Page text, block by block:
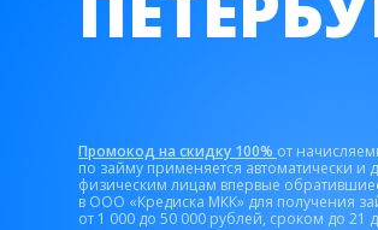
Промокод на скидку 100% от
по займу применяется автоматически и
физическим лицам впервые
в ООО «Кредиска МКК» для получения
от 1 000 до 50 000 рублей, сроком до 21